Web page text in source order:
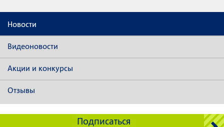
Новости
Видеоновости
Акции и конкурсы
Отзывы
Подписаться